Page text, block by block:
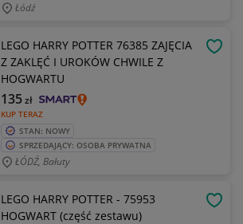
Łódź
LEGO HARRY POTTER 76385 ZAJĘCIA
Z ZAKLĘĆ I UROKÓW CHWILE Z
HOGWARTU
KUP TERAZ
135zł
STAN: NOWY
SPRZEDAJĄCY: OSOBA PRYWATNA
ŁÓDŹ, Bałuty
LEGO HARRY POTTER - 75953
HOGWART (część zestawu)